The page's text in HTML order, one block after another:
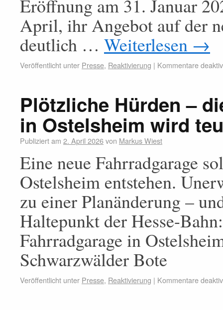
Eröffnung am 31. Januar
April, ihr Angebot auf der
deutlich … Weiterlesen →
Veröffentlicht unter Presse, Reaktivierung | Kommentare
Plötzliche Hürden –
in Ostelsheim wird
Publiziert am 2. April 2026von Markus Wiest
Eine neue Fahrradgarage
Ostelsheim entstehen.
zu einer Planänderung –
Haltepunkt der Hesse-
Fahrradgarage in
Schwarzwälder Bote
Veröffentlicht unter Presse, Reaktivierung | Kommentare